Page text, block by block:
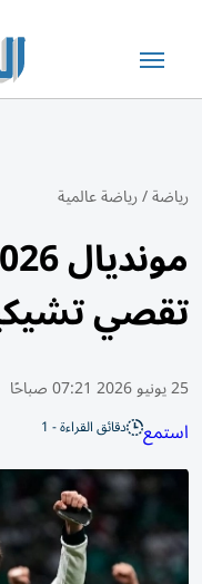
رياضة/رياضة عالمية
تقصي
25 يونيو 2026 07:21 صباحًا
استمع دقائق القراءة - 1